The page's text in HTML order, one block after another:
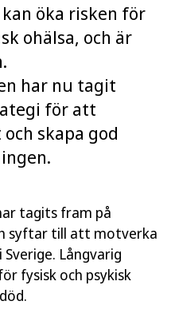
öka risken för
ohälsa, och är
har nu tagit
för att
skapa god
tagits fram på
syftar till att motverka
Långvarig
fysisk och psykisk